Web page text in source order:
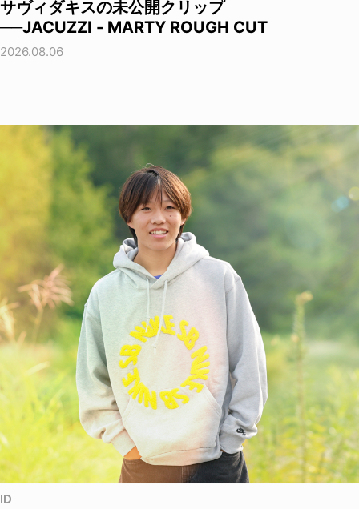
サヴィダキスの未公開クリップ
──JACUZZI - MARTY ROUGH CUT
2026.08.06
ID